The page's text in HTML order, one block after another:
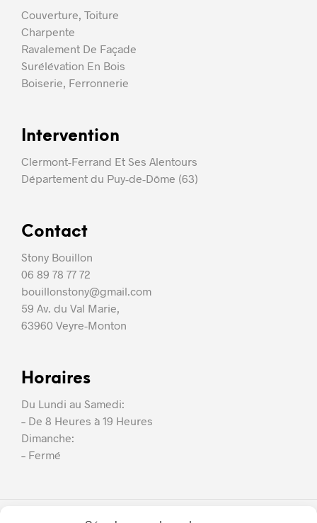
Couverture, Toiture
Charpente
Ravalement De Façade
Surélévation En Bois
Boiserie, Ferronnerie
Intervention
Clermont-Ferrand Et Ses Alentours
Département du Puy-de-Dôme (63)
Contact
Stony Bouillon
06 89 78 77 72
bouillonstony@gmail.com
59 Av. du Val Marie,
63960 Veyre-Monton
Horaires
Du Lundi au Samedi:
– De 8 Heures à 19 Heures
Dimanche:
– Fermé